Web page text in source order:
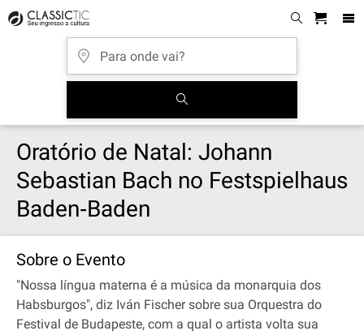
Oratório de Natal: Johann
Sebastian Bach no Festspielhaus
Baden‐Baden
Sobre o Evento
"Nossa língua materna é a música da monarquia dos
Habsburgos", diz Iván Fischer sobre sua Orquestra do
Festival de Budapeste, com a qual o artista volta sua